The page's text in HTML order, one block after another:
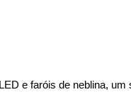
e faróis de neblina,